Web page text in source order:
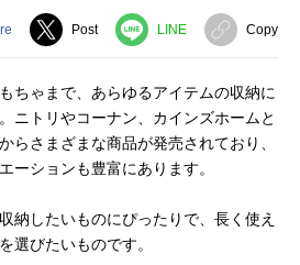
Post LINE Copy
ちゃまで、あらゆるアイテムの収納に
。ニトリやコーナン、カインズホームと
らさまざまな商品が発売されており、
ーションも豊富にあります。
納したいものにぴったりで、長く使え
を選びたいものです。